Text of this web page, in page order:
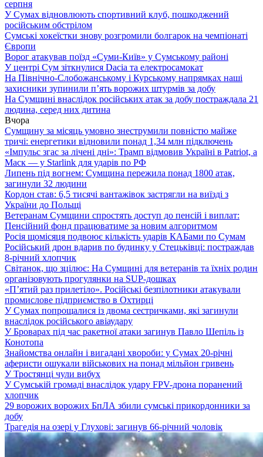
серпня
У Сумах відновлюють спортивний клуб, пошкоджений
російським обстрілом
Сумські хокеїстки знову розгромили болгарок на чемпіонаті
Європи
Ворог атакував поїзд «Суми-Київ» у Сумському районі
У центрі Сум зіткнулися Dacia та електросамокат
На Північно-Слобожанському і Курському напрямках наші
захисники зупинили п’ять ворожих штурмів за добу
На Сумщині внаслідок російських атак за добу постраждала 21
людина, серед них дитина
Вчора
Сумщину за місяць умовно знеструмили повністю майже
тричі: енергетики відновили понад 1,34 млн підключень
«Імпульс згас за лічені дні»: Трамп відмовив Україні в Patriot, а
Маск — у Starlink для ударів по РФ
Липень під вогнем: Сумщина пережила понад 1800 атак,
загинули 32 людини
Кордон став: 6,5 тисячі вантажівок застрягли на виїзді з
України до Польщі
Ветеранам Сумщини спростять доступ до пенсій і виплат:
Пенсійний фонд працюватиме за новим алгоритмом
Росія щомісяця подвоює кількість ударів КАБами по Сумам
Російський дрон вдарив по будинку у Стецьківці: постраждав
8-річний хлопчик
Світанок, що зцілює: На Сумщині для ветеранів та їхніх родин
організовують прогулянки на SUP-дошках
«П’ятий раз прилетіло». Російські безпілотники атакували
промислове підприємство в Охтирці
У Сумах попрощалися із двома сестричками, які загинули
внаслідок російського авіаудару
У Броварах під час ракетної атаки загинув Павло Шепіль із
Конотопа
Знайомства онлайн і вигадані хвороби: у Сумах 20-річні
аферисти ошукали військових на понад мільйон гривень
У Тростянці чули вибух
У Сумській громаді внаслідок удару FPV-дрона поранений
хлопчик
29 ворожих ворожих БпЛА збили сумські прикордонники за
добу
Трагедія на озері у Глухові: загинув 66-річний чоловік